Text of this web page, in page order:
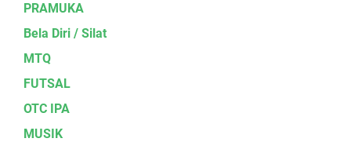
PRAMUKA
Bela Diri / Silat
MTQ
FUTSAL
OTC IPA
MUSIK